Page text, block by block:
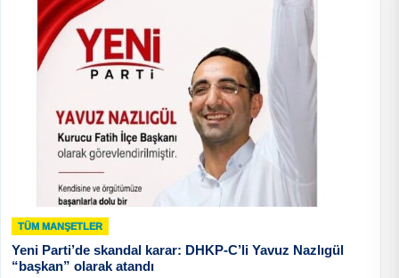
TÜM MANŞETLER
Yeni Parti’de skandal karar: DHKP-C’li Yavuz Nazlıgül
“başkan” olarak atandı